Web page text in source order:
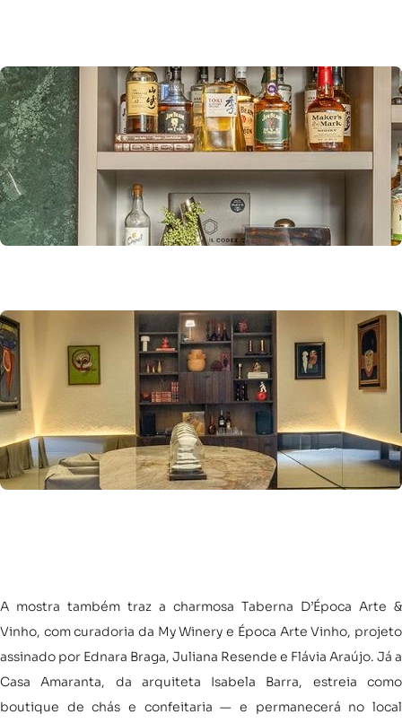
A mostra também traz a charmosa Taberna D’Época Arte &
Vinho, com curadoria da My Winery e Época Arte Vinho, projeto
assinado por Ednara Braga, Juliana Resende e Flávia Araújo. Já a
Casa Amaranta, da arquiteta Isabela Barra, estreia como
boutique de chás e confeitaria — e permanecerá no local